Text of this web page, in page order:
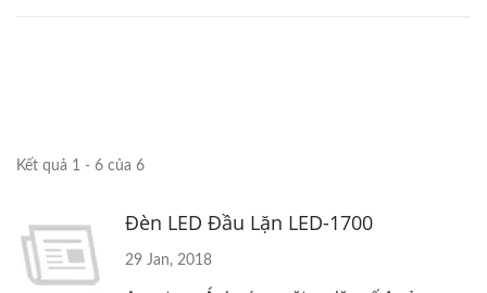
Kết quả 1 - 6 của 6
Đèn LED Đầu Lặn LED-1700
29 Jan, 2018